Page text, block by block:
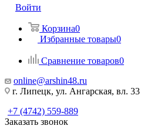
Войти
Корзина0
Избранные товары0
Сравнение товаров0
online@arshin48.ru
г. Липецк, ул. Ангарская, вл. 33
+7 (4742) 559-889
Заказать звонок